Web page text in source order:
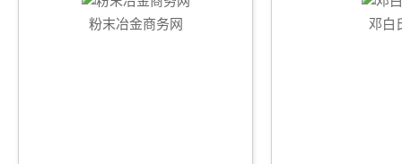
粉末冶金商务网 邓白